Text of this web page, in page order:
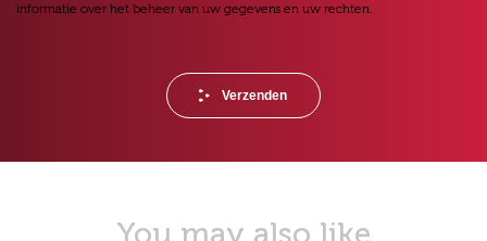
informatie over het beheer van uw gegevens en uw rechten.